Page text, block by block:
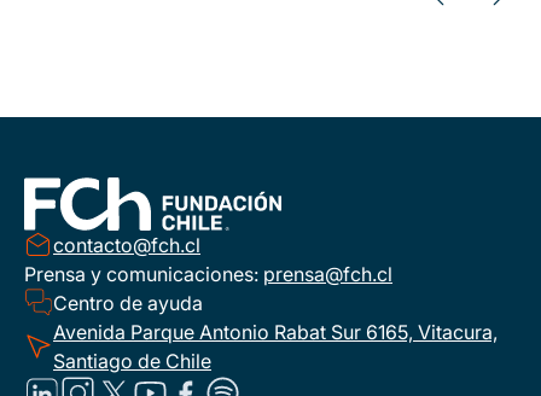
contacto@fch.cl
Prensa y comunicaciones: prensa@fch.cl
Centro de ayuda
Avenida Parque Antonio Rabat Sur 6165, Vitacura,
Santiago de Chile